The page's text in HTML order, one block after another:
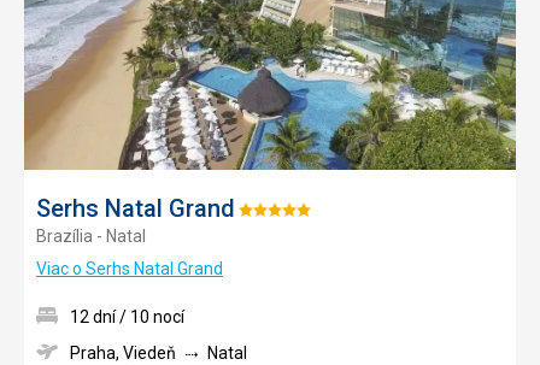
Serhs Natal Grand Hodnotenie:
Brazília - Natal
Viac o Serhs Natal Grand
12 dní / 10 nocí
Praha, Viedeň
Natal